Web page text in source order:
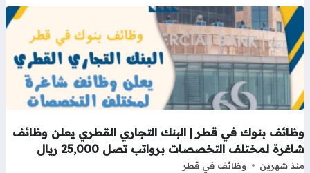
بنوك في قطر | البنك التجاري القطري يعلن وظائف
لمختلف التخصصات برواتب تصل 25,000 ريال
شهرين وظائف في قطر